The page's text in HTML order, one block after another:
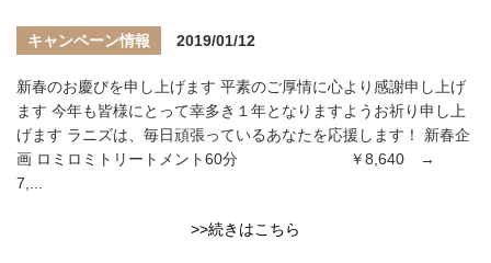
キャンペーン情報 2019/01/12
新春のお慶びを申し上げます 平素のご厚情に心より感謝申し上げ
ます 今年も皆様にとって幸多き１年となりますようお祈り申し上
げます ラニズは、毎日頑張っているあなたを応援します！ 新春企
画 ロミロミトリートメント60分 ￥8,640 →
7,...
>>続きはこちら